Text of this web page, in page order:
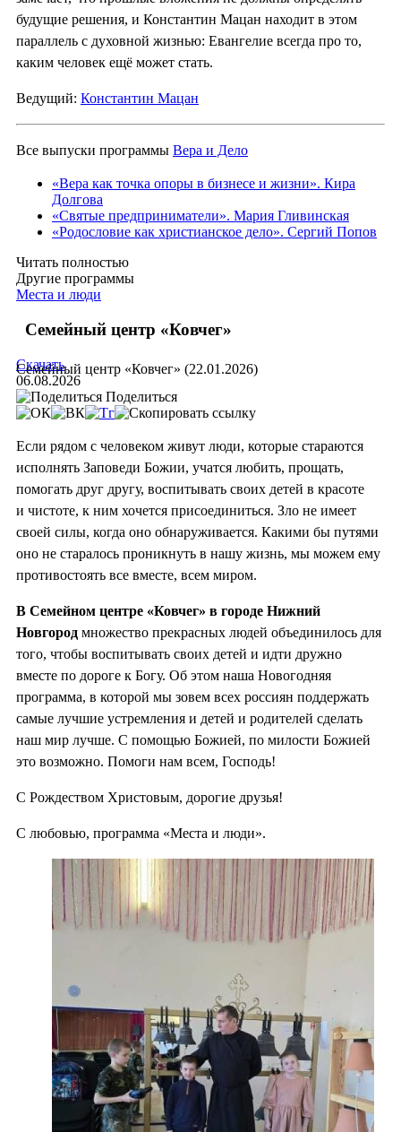
будущие решения, и Константин Мацан находит в этом
параллель с духовной жизнью: Евангелие всегда про то,
каким человек ещё может стать.
Ведущий: Константин Мацан
Все выпуски программы Вера и Дело
«Вера как точка опоры в бизнесе и жизни». Кира
Долгова
«Святые предприниматели». Мария Гливинская
«Родословие как христианское дело». Сергий Попов
Читать полностью
Другие программы
Места и люди
Семейный центр «Ковчег»
Семейный центр «Ковчег» (22.01.2026)
Скачать
06.08.2026
Поделиться
Если рядом с человеком живут люди, которые стараются
исполнять Заповеди Божии, учатся любить, прощать,
помогать друг другу, воспитывать своих детей в красоте
и чистоте, к ним хочется присоединиться. Зло не имеет
своей силы, когда оно обнаруживается. Какими бы путями
оно не старалось проникнуть в нашу жизнь, мы можем ему
противостоять все вместе, всем миром.
В Семейном центре «Ковчег» в городе Нижний
Новгород множество прекрасных людей объединилось для
того, чтобы воспитывать своих детей и идти дружно
вместе по дороге к Богу. Об этом наша Новогодняя
программа, в которой мы зовем всех россиян поддержать
самые лучшие устремления и детей и родителей сделать
наш мир лучше. С помощью Божией, по милости Божией
это возможно. Помоги нам всем, Господь!
С Рождеством Христовым, дорогие друзья!
С любовью, программа «Места и люди».